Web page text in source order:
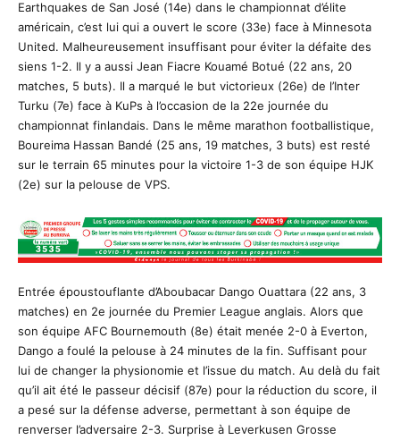
Earthquakes de San José (14e) dans le championnat d’élite
américain, c’est lui qui a ouvert le score (33e) face à Minnesota
United. Malheureusement insuffisant pour éviter la défaite des
siens 1-2. Il y a aussi Jean Fiacre Kouamé Botué (22 ans, 20
matches, 5 buts). Il a marqué le but victorieux (26e) de l’Inter
Turku (7e) face à KuPs à l’occasion de la 22e journée du
championnat finlandais. Dans le même marathon footballistique,
Boureima Hassan Bandé (25 ans, 19 matches, 3 buts) est resté
sur le terrain 65 minutes pour la victoire 1-3 de son équipe HJK
(2e) sur la pelouse de VPS.
Entrée époustouflante d’Aboubacar Dango Ouattara (22 ans, 3
matches) en 2e journée du Premier League anglais. Alors que
son équipe AFC Bournemouth (8e) était menée 2-0 à Everton,
Dango a foulé la pelouse à 24 minutes de la fin. Suffisant pour
lui de changer la physionomie et l’issue du match. Au delà du fait
qu’il ait été le passeur décisif (87e) pour la réduction du score, il
a pesé sur la défense adverse, permettant à son équipe de
renverser l’adversaire 2-3. Surprise à Leverkusen Grosse